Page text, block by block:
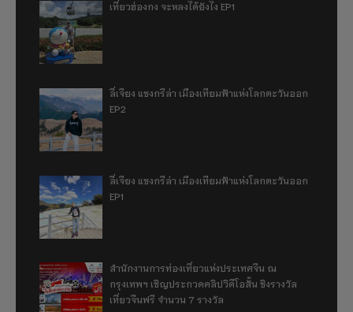
เที่ยวฮ่องกง จะหลงได้ยังไง EP1
ลี่เจียง แชงกรีล่า เมืองเทียมฟ้าแห่งโลกตะวันออก
EP2
ลี่เจียง แชงกรีล่า เมืองเทียมฟ้าแห่งโลกตะวันออก
EP1
สำนักงานการท่องเที่ยวแห่งประเทศจีน ณ
กรุงเทพฯ เชิญประกวดคลิปวิดีโอสั้น ชิงรางวัล
เที่ยวจีนฟรี จำนวน 7 รางวัล